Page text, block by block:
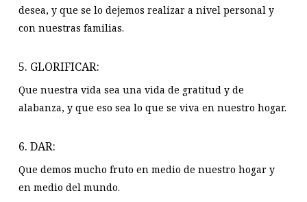
desea, y que se lo dejemos realizar a nivel personal y
con nuestras familias.
5. GLORIFICAR:
Que nuestra vida sea una vida de gratitud y de
alabanza, y que eso sea lo que se viva en nuestro hogar.
6. DAR:
Que demos mucho fruto en medio de nuestro hogar y
en medio del mundo.